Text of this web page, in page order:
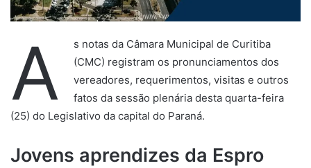
A
s notas da Câmara Municipal de Curitiba
(CMC) registram os pronunciamentos dos
vereadores, requerimentos, visitas e outros
fatos da sessão plenária desta quarta-feira
(25) do Legislativo da capital do Paraná.
Jovens aprendizes da Espro